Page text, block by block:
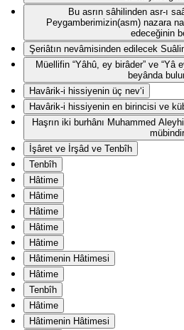
Bu asrın sâhilinden asr-ı
Peygamberimizin(asm) nazara
edeceğinin
Şeriâtın nevâmisinden edilecek
Müellifin “Yâhû, ey birâder” ve “Yâ
beyânda
Havârik-i hissiyenin üç nev‘i
Havârik-i hissiyenin en birincisi ve
Haşrın iki burhânı Muhammed
İşâret ve İrşâd ve Tenbîh
Tenbîh
Hâtime
Hâtime
Hâtime
Hâtime
Hâtime
Hâtimenin Hâtimesi
Hâtime
Tenbîh
Hâtime
Hâtimenin Hâtimesi